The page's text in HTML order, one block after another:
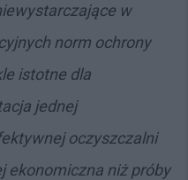
w
norm ochrony
istotne dla
jednej
oczyszczalni
ekonomiczna niż próby